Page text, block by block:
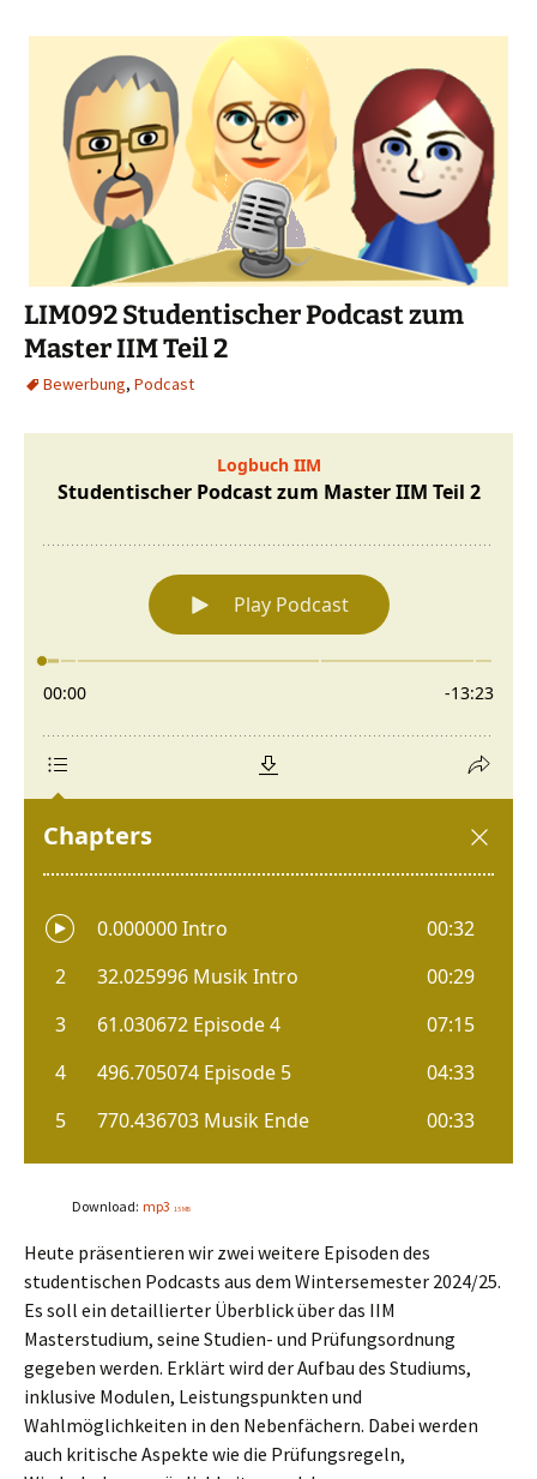
LIM092 Studentischer Podcast zum
Master IIM Teil 2
Bewerbung, Podcast
Download: mp3 15 MB
Heute präsentieren wir zwei weitere Episoden des
studentischen Podcasts aus dem Wintersemester 2024/25.
Es soll ein detaillierter Überblick über das IIM
Masterstudium, seine Studien- und Prüfungsordnung
gegeben werden. Erklärt wird der Aufbau des Studiums,
inklusive Modulen, Leistungspunkten und
Wahlmöglichkeiten in den Nebenfächern. Dabei werden
auch kritische Aspekte wie die Prüfungsregeln,